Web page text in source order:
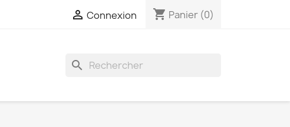
 Connexion shopping_cart Panier (0)
search